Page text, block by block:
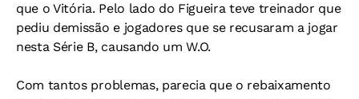
que o Vitória. Pelo lado do Figueira teve treinador que
pediu demissão e jogadores que se recusaram a jogar
nesta Série B, causando um W.O.
Com tantos problemas, parecia que o rebaixamento